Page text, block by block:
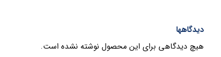
دیدگاهها
هیچ دیدگاهی برای این محصول نوشته نشده است.